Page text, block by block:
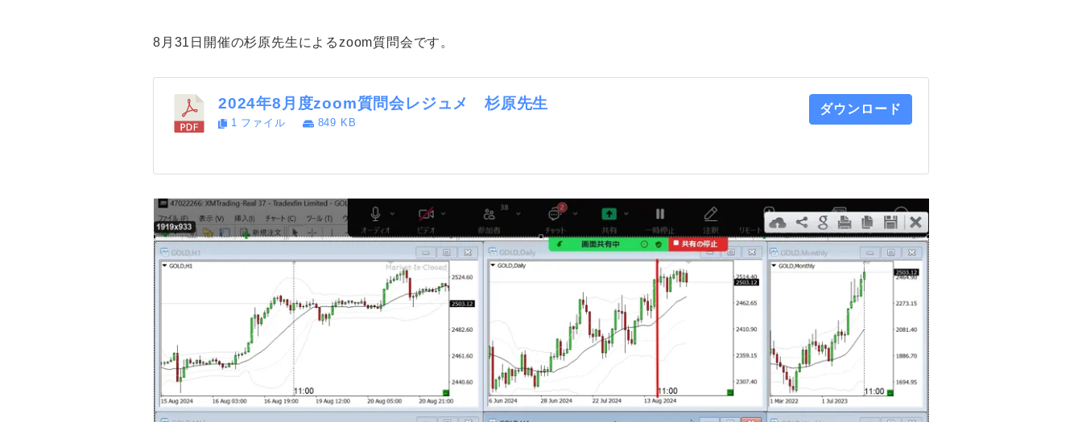
8月31日開催の杉原先生によるzoom質問会です。
2024年8月度zoom質問会レジュメ 杉原先生
1 ファイル 849 KB
ダウンロード